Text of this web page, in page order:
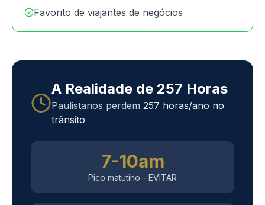
Favorito de viajantes de negócios
A Realidade de 257 Horas
Paulistanos perdem 257 horas/ano no
trânsito
7-10am
Pico matutino - EVITAR